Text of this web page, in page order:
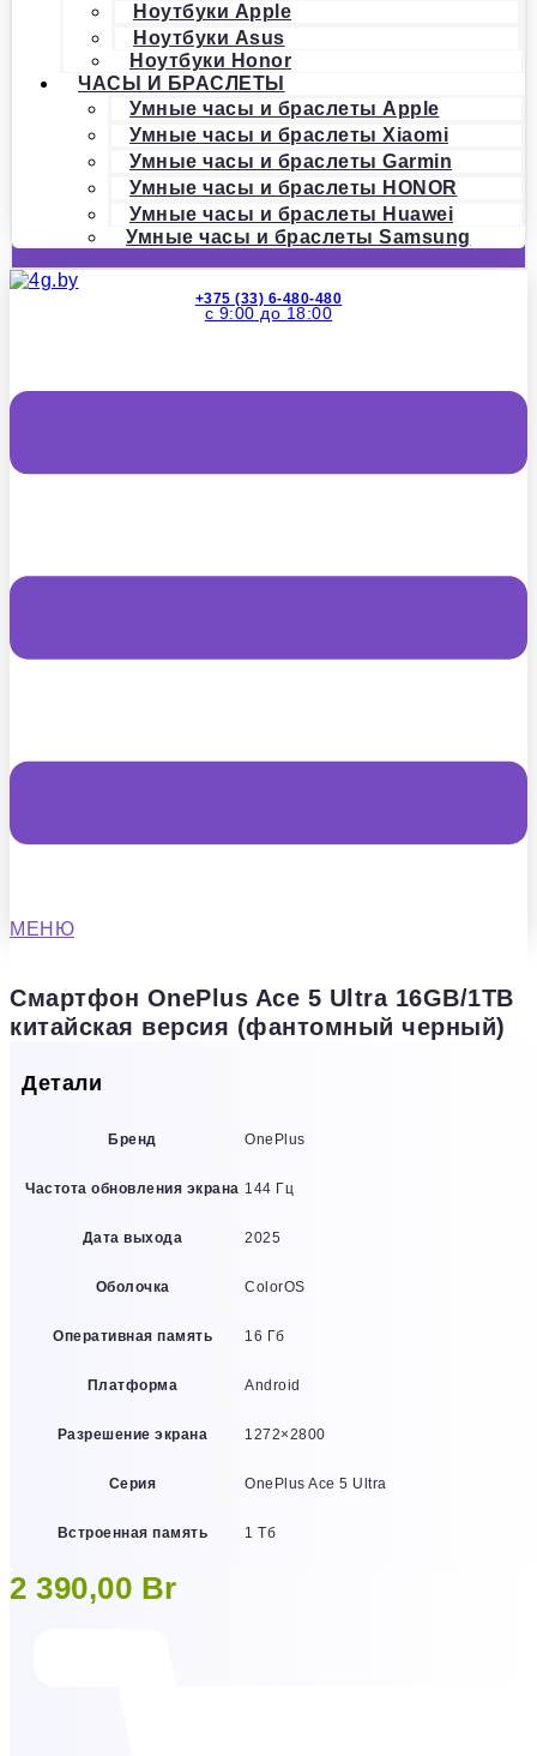
Ноутбуки Apple
Ноутбуки Asus
Ноутбуки Honor
ЧАСЫ И БРАСЛЕТЫ
Умные часы и браслеты Apple
Умные часы и браслеты Xiaomi
Умные часы и браслеты Garmin
Умные часы и браслеты HONOR
Умные часы и браслеты Huawei
Умные часы и браслеты Samsung
+375 (33) 6-480-480
с 9:00 до 18:00
МЕНЮ
Смартфон OnePlus Ace 5 Ultra 16GB/1TB
китайская версия (фантомный черный)
Детали
Бренд OnePlus
Частота обновления экрана 144 Гц
Дата выхода 2025
Оболочка ColorOS
Оперативная память 16 Гб
Платформа Android
Разрешение экрана 1272×2800
Серия OnePlus Ace 5 Ultra
Встроенная память 1 Тб
2 390,00 Br